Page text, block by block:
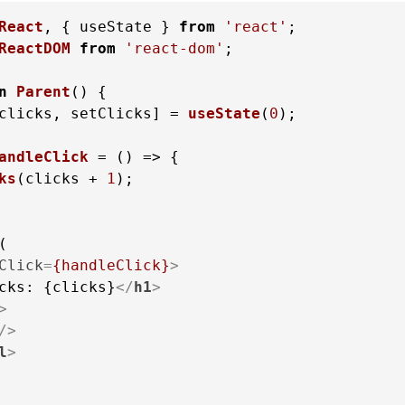
, { useState } from 'react'
from 'react-dom' ;
Parent (
setClicks] = useState ( 0 );
= (
(clicks + 1 );
={handleClick}>
{clicks}</h1>
>